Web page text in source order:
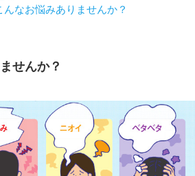
なお悩みありませんか？
せんか？